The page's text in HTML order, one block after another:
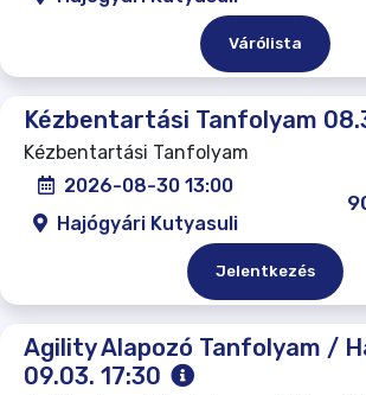
Várólista
Kézbentartási Tanfolyam
Kézbentartási Tanfolyam
2026-08-30 13:00
Hajógyári Kutyasuli
Jelentkezés
Agility Alapozó Tanfolyam /
09.03. 17:30